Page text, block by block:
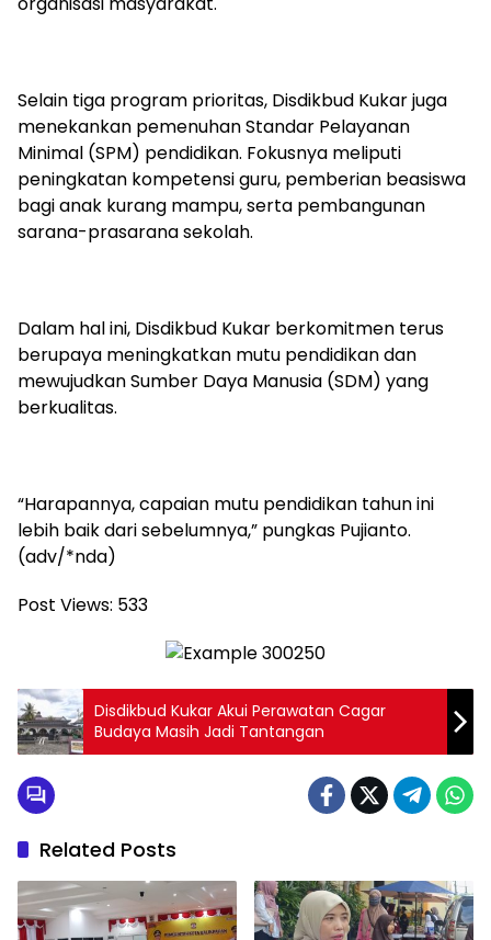
Selain tiga program prioritas, Disdikbud Kukar juga
menekankan pemenuhan Standar Pelayanan
Minimal (SPM) pendidikan. Fokusnya meliputi
peningkatan kompetensi guru, pemberian beasiswa
bagi anak kurang mampu, serta pembangunan
sarana-prasarana sekolah.
Dalam hal ini, Disdikbud Kukar berkomitmen terus
berupaya meningkatkan mutu pendidikan dan
mewujudkan Sumber Daya Manusia (SDM) yang
berkualitas.
“Harapannya, capaian mutu pendidikan tahun ini
lebih baik dari sebelumnya,” pungkas Pujianto.
(adv/*nda)
Post Views: 533
Disdikbud Kukar Akui Perawatan Cagar
Budaya Masih Jadi Tantangan
Related Posts